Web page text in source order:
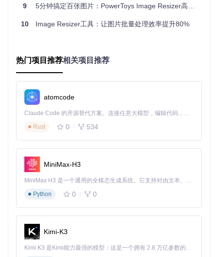
启动PowerToys应用
确保右上角开关处于"开启"状态
检查右键菜单中是否出现"Resize pictures"选项
实战场景：四种日常工作的高效处理方案
场景一：社交媒体图片统一处理
无论是朋友圈、微博还是Instagram，不同平台对图片尺寸有
不同要求。Image Resizer提供了预设尺寸，让你一键调整：
选择需要处理的多张图片
在弹出窗口中选择适合的预设尺寸（如"Social media"）
点击"Resize"按钮完成处理
用Image Resizer可以在保持清晰度的同时减小文件大小：
选择文档中需要压缩的图片
9 5分钟搞定百张图片：PowerToys Image Resizer高效办公秘诀
10 Image Resizer工具：让图片批量处理效率提升80%
热门项目推荐相关项目推荐
atomcode
Claude Code 的开源替代方案。连接任意大模型，编辑代码，运行命令，自动验证 — 全自动执行。用 Rust 构建，极致性能。 ｜ An open-source alternative to Claude Code. Connect any LLM, edit code, run commands, and verify changes — autonomously. Built in Rust for speed. Get Started
Rust
0 534
MiniMax-H3
MiniMax H3 是一个通用的全模态生成系统。它支持对由文本、图像、视频和音频组成的多模态上下文进行统一理解，并能生成分辨率高达 2K、时长可达 15 秒的带原生立体声音频的视频。得益于面向任务泛化的系统设计，H3 在预训练阶段就已具备广泛的多模态上下文理解与生成能力，能够出色地执行复杂的多模态指令。
Python
0 0
Kimi-K3
Kimi K3 是Kimi能力最强的模型：这是一个拥有 2.8 万亿参数的混合专家（MoE）模型，具备原生视觉理解能力，并支持 100 万 token 的上下文窗口。